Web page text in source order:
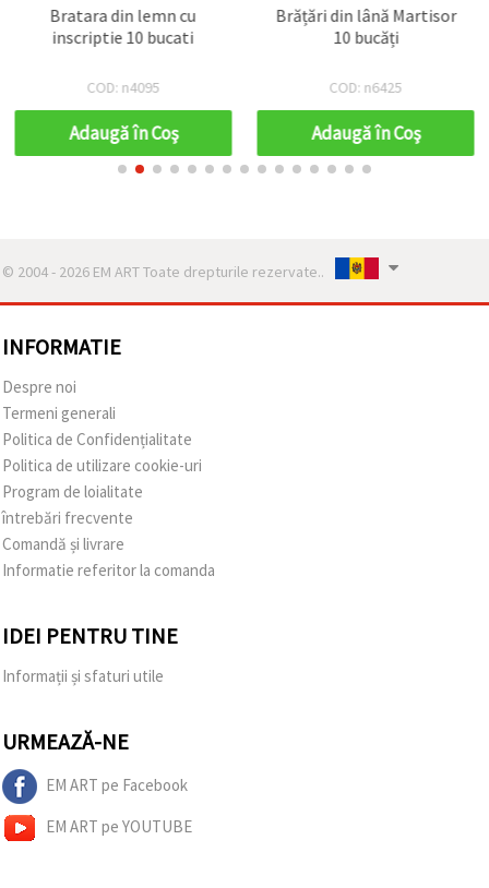
Bratara din lemn cu
inscriptie 10 bucati
COD: n4095
Adaugă în Coş
Brățări din lână Martisor
10 bucăți
COD: n6425
Adaugă în Coş
© 2004 - 2026 EM ART Toate drepturile rezervate..
INFORMATIE
Despre noi
Termeni generali
Politica de Confidențialitate
Politica de utilizare cookie-uri
Program de loialitate
întrebări frecvente
Comandă și livrare
Informatie referitor la comanda
IDEI PENTRU TINE
Informații și sfaturi utile
URMEAZĂ-NE
EM ART pe Facebook
EM ART pe YOUTUBE